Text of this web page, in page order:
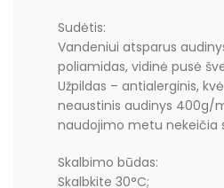
Sudėtis:
Vandeniui atsparus
poliamidas, vidinė pusė
Užpildas – antialerginis,
neaustinis audinys 400g/
naudojimo metu nekeičia
Skalbimo būdas:
Skalbkite 30°C;